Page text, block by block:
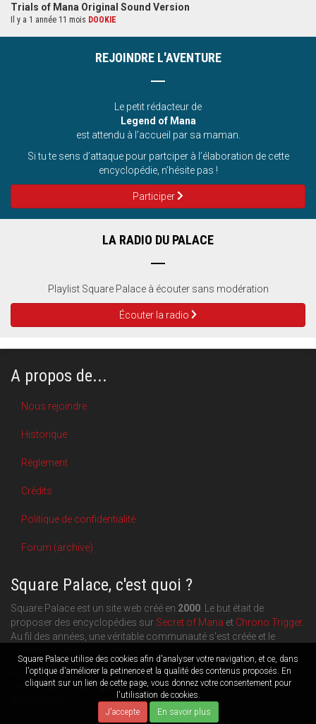
Square Palace utilise des cookies afin d'analyser votre navigation, et ce, dans
l'optique d'améliorer la petinence et la qualité des contenus proposés. En
cliquant sur un lien de cette page, vous donnez votre consentement pour
l'utilisation de cookies.
J'accepte
En savoir plus
Trials of Mana Original Sound Version
Il y a 1 année 11 mois DOOKIE
REJOINDRE L'AVENTURE
Le petit rédacteur de
Legend of Mana
est attendu à l’accueil par sa maman.
Si tu te sens d’attaque pour partciper à l’élaboration de cette
encyclopédie, n’hésite pas !
Participer
LA RADIO DU PALACE
Playlist Square Palace à écouter sans modération
Écouter la radio
A propos de...
Nous rejoindre
Historique
Règlement
Crédits
Politique de confidentialité
Forum (archive)
Square Palace, c'est quoi ?
Square Palace est un site web créé en 2000 . Le but était de
proposer des encyclopédies sur Secret of Mana et Chrono Trigger.
Au fil des années, une véritable communauté s'est créée et le
Aujourd'hui, Square Palace c'est aussi une plateforme de blogging
orientéeRPG, Retrogamingetculture geek: chacun publie ce